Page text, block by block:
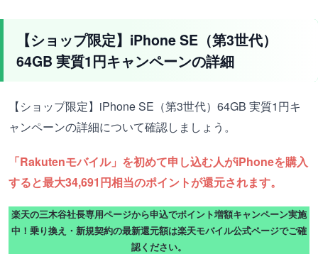
【ショップ限定】iPhone SE（第3世代）
64GB 実質1円キャンペーンの詳細
【ショップ限定】iPhone SE（第3世代）64GB 実質1円キ
ャンペーンの詳細について確認しましょう。
「Rakutenモバイル」を初めて申し込む人がiPhoneを購入
すると最大34,691円相当のポイントが還元されます。
楽天の三木谷社長専用ページから申込でポイント増額キャンペーン実施
中！乗り換え・新規契約の最新還元額は楽天モバイル公式ページでご確
認ください。